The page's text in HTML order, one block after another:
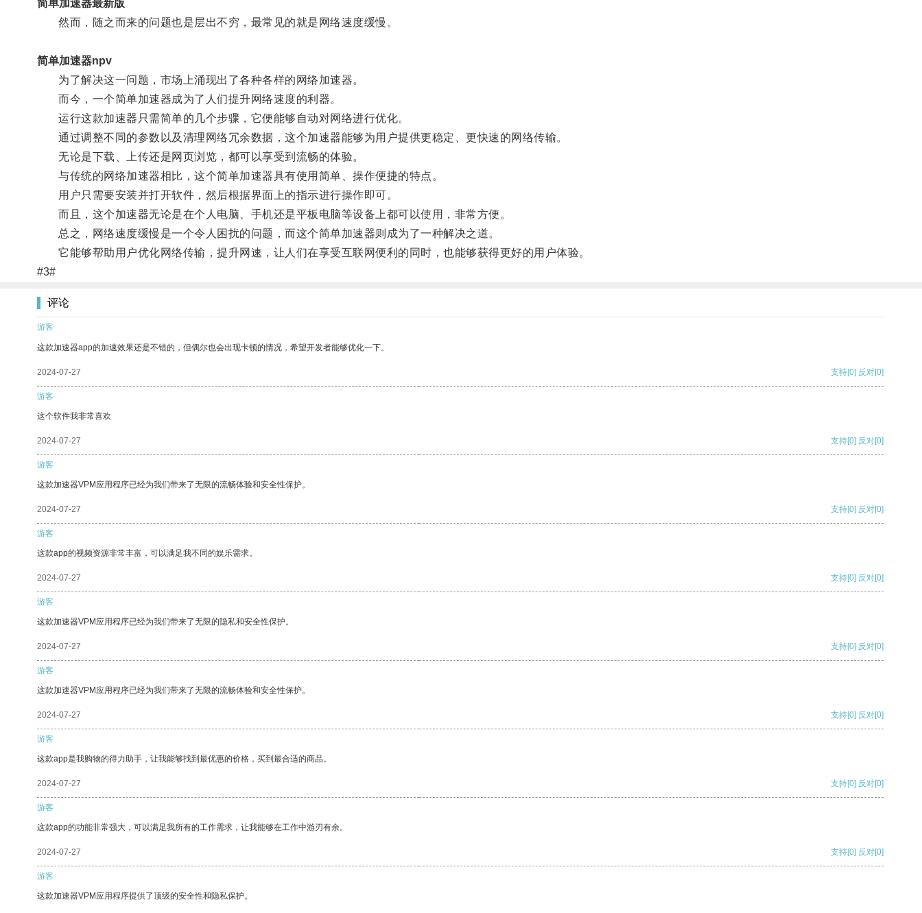
简单加速器最新版
然而，随之而来的问题也是层出不穷，最常见的就是网络速度缓慢。
简单加速器npv
为了解决这一问题，市场上涌现出了各种各样的网络加速器。
而今，一个简单加速器成为了人们提升网络速度的利器。
运行这款加速器只需简单的几个步骤，它便能够自动对网络进行优化。
通过调整不同的参数以及清理网络冗余数据，这个加速器能够为用户提供更稳定、更快速的网络传输。
无论是下载、上传还是网页浏览，都可以享受到流畅的体验。
与传统的网络加速器相比，这个简单加速器具有使用简单、操作便捷的特点。
用户只需要安装并打开软件，然后根据界面上的指示进行操作即可。
而且，这个加速器无论是在个人电脑、手机还是平板电脑等设备上都可以使用，非常方便。
总之，网络速度缓慢是一个令人困扰的问题，而这个简单加速器则成为了一种解决之道。
它能够帮助用户优化网络传输，提升网速，让人们在享受互联网便利的同时，也能够获得更好的用户体验。
#3#
评论
游客
这款加速器app的加速效果还是不错的，但偶尔也会出现卡顿的情况，希望开发者能够优化一下。
2024-07-27 支持[0] 反对[0]
游客
这个软件我非常喜欢
2024-07-27 支持[0] 反对[0]
游客
这款加速器VPM应用程序已经为我们带来了无限的流畅体验和安全性保护。
2024-07-27 支持[0] 反对[0]
游客
这款app的视频资源非常丰富，可以满足我不同的娱乐需求。
2024-07-27 支持[0] 反对[0]
游客
这款加速器VPM应用程序已经为我们带来了无限的隐私和安全性保护。
2024-07-27 支持[0] 反对[0]
游客
这款加速器VPM应用程序已经为我们带来了无限的流畅体验和安全性保护。
2024-07-27 支持[0] 反对[0]
游客
这款app是我购物的得力助手，让我能够找到最优惠的价格，买到最合适的商品。
2024-07-27 支持[0] 反对[0]
游客
这款app的功能非常强大，可以满足我所有的工作需求，让我能够在工作中游刃有余。
2024-07-27 支持[0] 反对[0]
游客
这款加速器VPM应用程序提供了顶级的安全性和隐私保护。